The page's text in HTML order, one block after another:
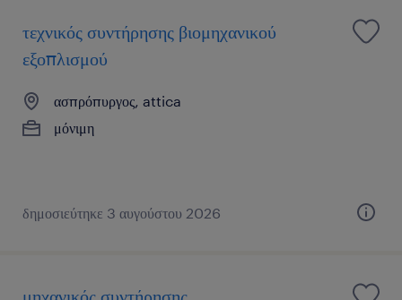
τεχνικός συντήρησης βιομηχανικού
εξοπλισμού
ασπρόπυργος, attica
μόνιμη
δημοσιεύτηκε 3 αυγούστου 2026
μηχανικός συντήρησης